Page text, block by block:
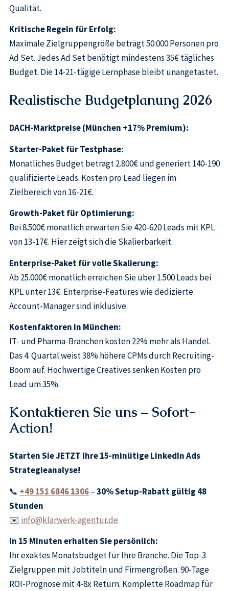
Qualität.
Kritische Regeln für Erfolg:
Maximale Zielgruppengröße beträgt 50.000 Personen pro
Ad Set. Jedes Ad Set benötigt mindestens 35€ tägliches
Budget. Die 14-21-tägige Lernphase bleibt unangetastet.
Realistische Budgetplanung 2026
DACH-Marktpreise (München +17% Premium):
Starter-Paket für Testphase:
Monatliches Budget beträgt 2.800€ und generiert 140-190
qualifizierte Leads. Kosten pro Lead liegen im
Zielbereich von 16-21€.
Growth-Paket für Optimierung:
Bei 8.500€ monatlich erwarten Sie 420-620 Leads mit KPL
von 13-17€. Hier zeigt sich die Skalierbarkeit.
Enterprise-Paket für volle Skalierung:
Ab 25.000€ monatlich erreichen Sie über 1.500 Leads bei
KPL unter 13€. Enterprise-Features wie dedizierte
Account-Manager sind inklusive.
Kostenfaktoren in München:
IT- und Pharma-Branchen kosten 22% mehr als Handel.
Das 4. Quartal weist 38% höhere CPMs durch Recruiting-
Boom auf. Hochwertige Creatives senken Kosten pro
Lead um 35%.
Kontaktieren Sie uns – Sofort-
Action!
Starten Sie JETZT Ihre 15-minütige LinkedIn Ads
Strategieanalyse!
📞 +49 151 6846 1306–30% Setup-Rabatt gültig 48
Stunden
✉️ info@klarwerk-agentur.de
In 15 Minuten erhalten Sie persönlich:
Ihr exaktes Monatsbudget für Ihre Branche. Die Top-3
Zielgruppen mit Jobtiteln und Firmengrößen. 90-Tage
ROI-Prognose mit 4-8x Return. Komplette Roadmap für